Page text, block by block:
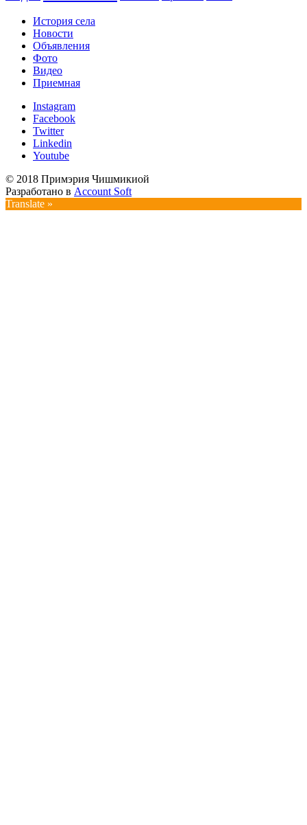
История села
Новости
Объявления
Фото
Видео
Приемная
Instagram
Facebook
Twitter
Linkedin
Youtube
© 2018 Примэрия Чишмикиой
Разработано в Account Soft
Translate »